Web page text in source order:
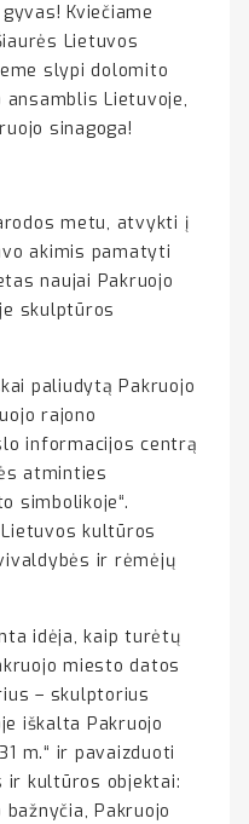
Kviečiame
Lietuvos
slypi dolomito
Lietuvoje,
sinagoga!
metu, atvykti į
akimis pamatyti
naujai Pakruojo
skulptūros
paliudytą Pakruojo
rajono
informacijos centrą
atminties
simbolikoje“.
kultūros
ir rėmėjų
idėja, kaip turėtų
miesto datos
– skulptorius
iškalta Pakruojo
m.“ ir pavaizduoti
ir kultūros objektai:
Pakruojo